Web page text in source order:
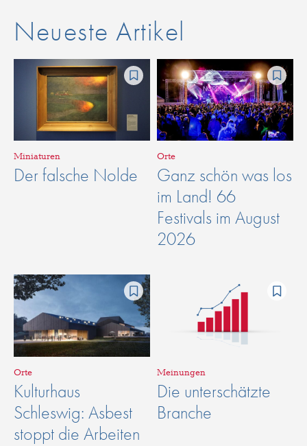
Neueste Artikel
Miniaturen
Der falsche Nolde
Orte
Ganz schön was los
im Land! 66
Festivals im August
2026
Orte
Kulturhaus
Schleswig: Asbest
stoppt die Arbeiten
Meinungen
Die unterschätzte
Branche